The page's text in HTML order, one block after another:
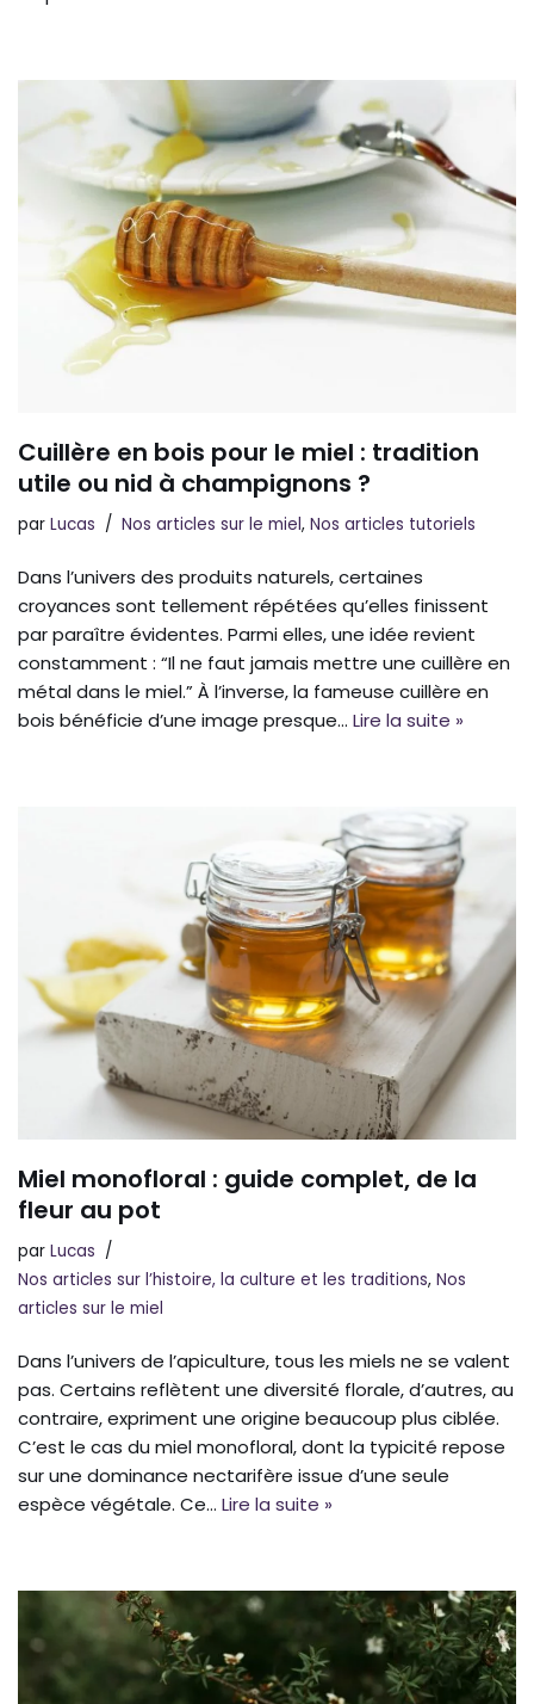
Cuillère en bois pour le miel : tradition
utile ou nid à champignons ?
par Lucas Nos articles sur le miel, Nos articles tutoriels
Dans l’univers des produits naturels, certaines
croyances sont tellement répétées qu’elles finissent
par paraître évidentes. Parmi elles, une idée revient
constamment : “Il ne faut jamais mettre une cuillère en
métal dans le miel.” À l’inverse, la fameuse cuillère en
bois bénéficie d’une image presque… Lire la suite »
Miel monofloral : guide complet, de la
fleur au pot
par Lucas
Nos articles sur l’histoire, la culture et les traditions, Nos
articles sur le miel
Dans l’univers de l’apiculture, tous les miels ne se valent
pas. Certains reflètent une diversité florale, d’autres, au
contraire, expriment une origine beaucoup plus ciblée.
C’est le cas du miel monofloral, dont la typicité repose
sur une dominance nectarifère issue d’une seule
espèce végétale. Ce… Lire la suite »